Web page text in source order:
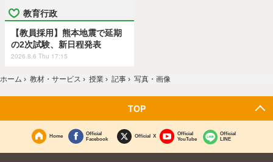
教育行政
【教員採用】熊本地震で延期
の2次試験、新日程発表
2026.8.6 Thu 17:15
ホーム › 教材・サービス › 授業 › 記事 › 写真・画像
TOP
Home
Official
Facebook
Official X
Official
YouTube
Official
LINE